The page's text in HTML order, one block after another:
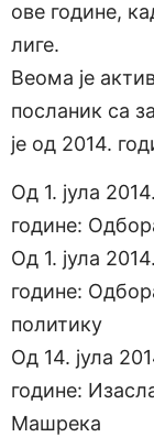
ове године,
лиге.
Веома је
посланик са
је од 2014.
Од 1. јула
године:
Од 1. јула
године:
политику
Од 14. јула
године:
Машрека